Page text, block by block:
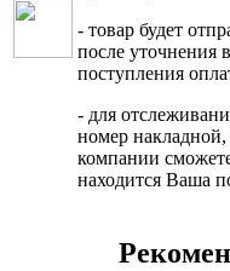
- товар будет
после уточнения
поступления
- для
номер накладной,
компании
находится Ваша